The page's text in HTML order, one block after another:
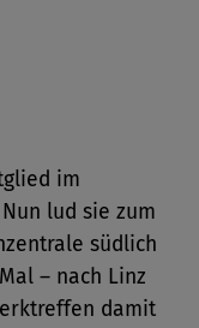
im
lud sie zum
südlich
– nach Linz
damit